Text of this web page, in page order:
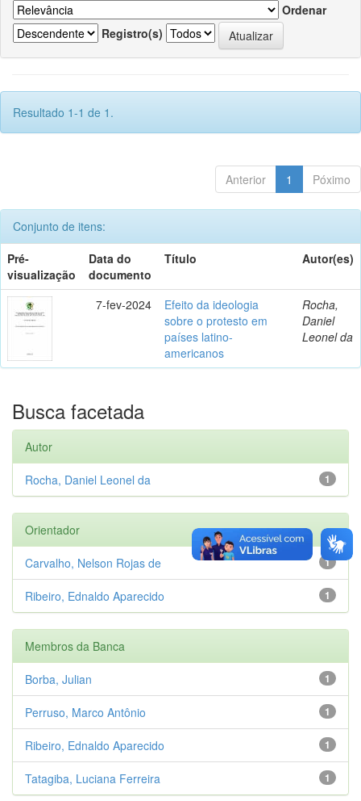
Ordenar
Registro(s)
Resultado 1-1 de 1.
Anterior 1 Póximo
Conjunto de itens:
Pré-
visualização
Data do
documento
Título Autor(es)
7-fev-2024
Efeito da ideologia
sobre o protesto em
países latino-
americanos
Rocha,
Daniel
Leonel da
Busca facetada
Autor
1
Rocha, Daniel Leonel da
Orientador
1
Carvalho, Nelson Rojas de
1
Ribeiro, Ednaldo Aparecido
Membros da Banca
1
Borba, Julian
1
Perruso, Marco Antônio
1
Ribeiro, Ednaldo Aparecido
1
Tatagiba, Luciana Ferreira